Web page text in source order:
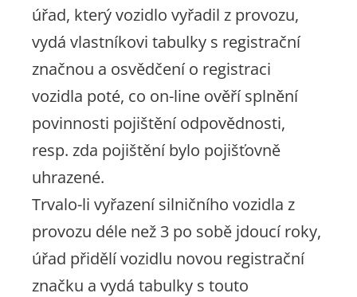
úřad, který vozidlo vyřadil z provozu,
vydá vlastníkovi tabulky s registrační
značnou a osvědčení o registraci
vozidla poté, co on-line ověří splnění
povinnosti pojištění odpovědnosti,
resp. zda pojištění bylo pojišťovně
uhrazené.
Trvalo-li vyřazení silničního vozidla z
provozu déle než 3 po sobě jdoucí roky,
úřad přidělí vozidlu novou registrační
značku a vydá tabulky s touto